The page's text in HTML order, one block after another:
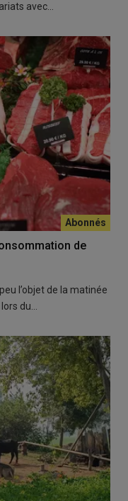
avec…
de
l’objet de la matinée
du…